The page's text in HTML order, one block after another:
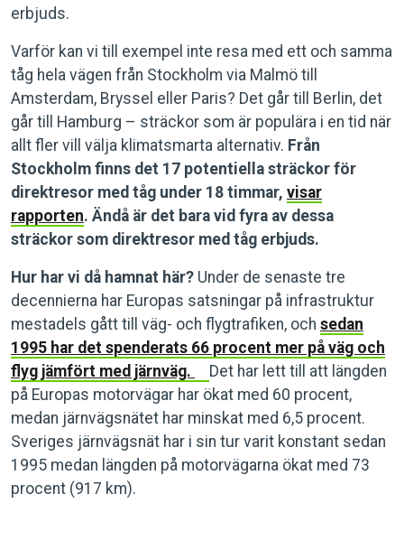
erbjuds.
Varför kan vi till exempel inte resa med ett och samma
tåg hela vägen från Stockholm via Malmö till
Amsterdam, Bryssel eller Paris? Det går till Berlin, det
går till Hamburg – sträckor som är populära i en tid när
allt fler vill välja klimatsmarta alternativ. Från
Stockholm finns det 17 potentiella sträckor för
direktresor med tåg under 18 timmar, visar
rapporten. Ändå är det bara vid fyra av dessa
sträckor som direktresor med tåg erbjuds.
Hur har vi då hamnat här? Under de senaste tre
decennierna har Europas satsningar på infrastruktur
mestadels gått till väg- och flygtrafiken, och sedan
1995 har det spenderats 66 procent mer på väg och
flyg jämfört med järnväg.
Det har lett till att längden
på Europas motorvägar har ökat med 60 procent,
medan järnvägsnätet har minskat med 6,5 procent.
Sveriges järnvägsnät har i sin tur varit konstant sedan
1995 medan längden på motorvägarna ökat med 73
procent (917 km).